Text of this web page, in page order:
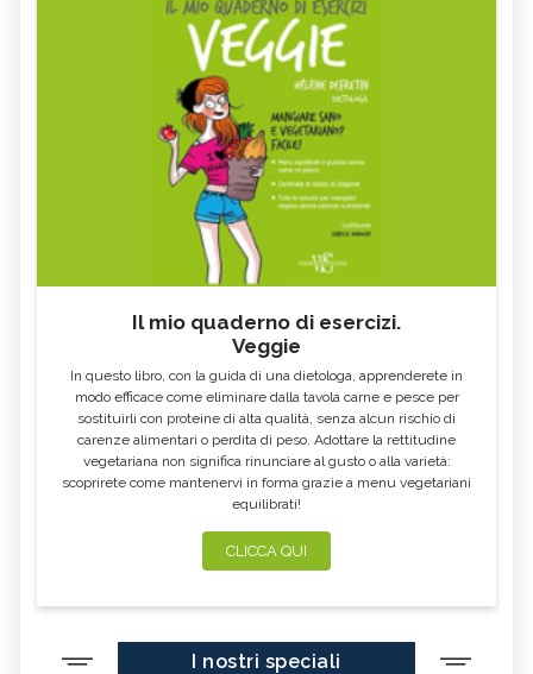
Il mio quaderno di esercizi.
Veggie
In questo libro, con la guida di una dietologa, apprenderete in
modo efficace come eliminare dalla tavola carne e pesce per
sostituirli con proteine di alta qualità, senza alcun rischio di
carenze alimentari o perdita di peso. Adottare la rettitudine
vegetariana non significa rinunciare al gusto o alla varietà:
scoprirete come mantenervi in forma grazie a menu vegetariani
equilibrati!
CLICCA QUI
I nostri speciali